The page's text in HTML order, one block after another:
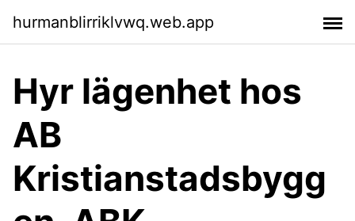
hurmanblirriklvwq.web.app
Hyr lägenhet hos
AB
Kristianstadsbygg